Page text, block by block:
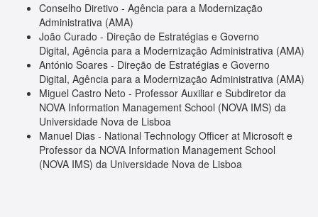
Conselho Diretivo - Agência para a Modernização
Administrativa (AMA)
João Curado - Direção de Estratégias e Governo
Digital, Agência para a Modernização Administrativa (AMA)
António Soares - Direção de Estratégias e Governo
Digital, Agência para a Modernização Administrativa (AMA)
Miguel Castro Neto - Professor Auxiliar e Subdiretor da
NOVA Information Management School (NOVA IMS) da
Universidade Nova de Lisboa
Manuel Dias - National Technology Officer at Microsoft e
Professor da NOVA Information Management School
(NOVA IMS) da Universidade Nova de Lisboa